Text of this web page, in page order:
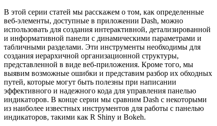
В этой серии статей мы расскажем о том, как определенные
веб-элементы, доступные в приложении Dash, можно
использовать для создания интерактивной, детализированной
и информативной панели с динамическими параметрами и
табличными разделами. Эти инструменты необходимы для
создания иерархичной организационной структуры,
представленной в виде веб-приложения. Кроме того, мы
выявим возможные ошибки и представим разбор их обходных
путей, которые могут быть полезны при написании
эффективного и надежного кода для управления панелью
индикаторов. В конце серии мы сравним Dash с некоторыми
из наиболее известных инструментов для работы с панелью
индикаторов, такими как R Shiny и Bokeh.